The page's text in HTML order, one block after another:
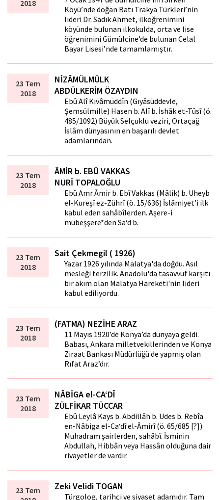
2018
Köyü’nde doğan Batı Trakya Türkleri’nin
lideri Dr. Sadık Ahmet, ilköğrenimini
köyünde bulunan ilkokulda, orta ve lise
öğrenimini Gümülcine’de bulunan Celal
Bayar Lisesi’nde tamamlamıştır.
23 Tem
2018
NİZÂMÜLMÜLK
ABDÜLKERİM ÖZAYDIN
Ebû Alî Kıvâmüddîn (Gıyâsüddevle,
Şemsülmille) Hasen b. Alî b. İshâk et-Tûsî (ö.
485/1092) Büyük Selçuklu veziri, Ortaçağ
İslâm dünyasının en başarılı devlet
adamlarından.
23 Tem
2018
ÂMİR b. EBÛ VAKKAS
NURİ TOPALOĞLU
Ebû Amr Âmir b. Ebî Vakkas (Mâlik) b. Uheyb
el-Kureşî ez-Zührî (ö. 15/636) İslâmiyet’i ilk
kabul eden sahâbîlerden. Aşere-i
mübeşşere*den Sa‘d b.
23 Tem
2018
Sait Çekmegil ( 1926)
Yazar 1926 yılında Malatya'da doğdu. Asıl
mesleği terzilik. Anadolu'da tasavvuf karşıtı
bir akım olan Malatya Hareketi'nin lideri
kabul ediliyordu.
23 Tem
2018
(FATMA) NEZİHE ARAZ
11 Mayıs 1920’de Konya’da dünyaya geldi.
Babası, Ankara milletvekillerinden ve Konya
Ziraat Bankası Müdürlüğü de yapmış olan
Rıfat Araz’dır.
23 Tem
2018
NÂBİGA el-CA‘DÎ
ZÜLFİKAR TÜCCAR
Ebû Leylâ Kays b. Abdillâh b. Udes b. Rebîa
en-Nâbiga el-Ca‘dî el-Âmirî (ö. 65/685 [?])
Muhadram şairlerden, sahâbî. İsminin
Abdullah, Hibbân veya Hassân olduğuna dair
rivayetler de vardır.
23 Tem
Zeki Velidi TOGAN
Türgolog, tarihçi ve siyaset adamıdır. Tam